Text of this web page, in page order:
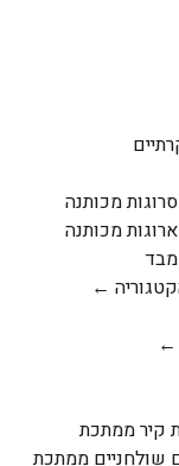
מכותנה
מכותנה
מבד
←
←
קיר ממתכת
שולחניים ממתכת